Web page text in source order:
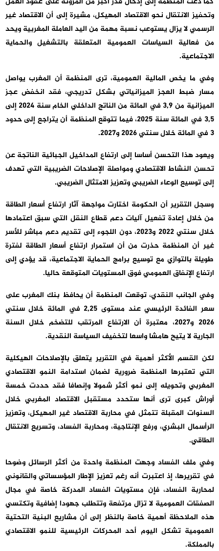
وتحفيز الانتقال نحو الاقتصاد المهيكل، مشيرة إلى أن الاقتصاد غير
الرسمي لا يزال يستوعب نسبة مهمة من اليد العاملة المغربية ويحد
من فعالية السياسات العمومية المتعلقة بالتشغيل والحماية
الاجتماعية.
وفي ما يخص المالية العمومية، ترى المنظمة أن المغرب يواصل
مسار ضبط العجز الميزانياتي بشكل تدريجي، فقد انخفض عجز
الميزانية من 3,9 في المائة من الناتج الداخلي الخام سنة 2024 إلى
3,5 في المائة سنة 2025، فيما تتوقع المنظمة أن يتراجع إلى حدود
3 في المائة خلال سنتي 2026 و2027.
ويعود هذا التحسن أساسا إلى ارتفاع المداخيل الجبائية الناتجة عن
تحسن النشاط الاقتصادي ومواصلة الإصلاحات الضريبية التي تهدف
إلى توسيع الوعاء الضريبي وتعزيز الامتثال الضريبي.
وسجل التقرير أن الحكومة اختارت مواجهة آثار ارتفاع أسعار الطاقة
من خلال إعادة تفعيل آليات دعم قطاع النقل التي سبق اعتمادها
خلال سنتي 2022 و2023، دون اللجوء إلى تقديم دعم مباشر للأسر
غير أن المنظمة حذرت من أن استمرار ارتفاع أسعار الطاقة لفترة
طويلة بالتوازي مع توسيع برامج الحماية الاجتماعية، قد يؤدي إلى
ارتفاع الإنفاق العمومي فوق المستويات المتوقعة حاليا.
وفي الجانب النقدي، توقعت المنظمة أن يحافظ بنك المغرب على
سعر الفائدة الرئيسي عند مستوى 2,25 في المائة خلال سنتي
2026 و2027، معتبرة أن الارتفاع المرتقب للتضخم خلال السنة
الجارية لا يتيح هامشا واسعا لتخفيف السياسة النقدية.
لكن القسم الأكثر أهمية في التقرير يتعلق بالإصلاحات الهيكلية
التي تعتبرها المنظمة ضرورية لضمان استدامة النمو الاقتصادي
المغربي وتحويله إلى نمو أكثر شمولا وإنصافا فقد حددت خمسة
أوراش كبرى ترى أنها ستحدد مستقبل الاقتصاد المغربي خلال
السنوات المقبلة تتمثل في محاربة الاقتصاد غير المهيكل، وتعزيز
الرأسمال البشري، ورفع الإنتاجية، ومحاربة الفساد، وتسريع الانتقال
الطاقي.
وفي ملف الفساد وجهت المنظمة واحدة من أكثر الرسائل وضوحا
في تقريرها، إذ اعتبرت أنه رغم تعزيز الإطار المؤسساتي والقانوني
لمحاربة الفساد، فإن مستويات الفساد المدركة خاصة في مجال
الصفقات العمومية لا تزال مرتفعة وتتطلب جهودا إضافية وتكتسي
هذه الملاحظة أهمية خاصة بالنظر إلى أن مشاريع البنية التحتية
العمومية تشكل اليوم أحد المحركات الرئيسية للنمو الاقتصادي
بالمملكة.